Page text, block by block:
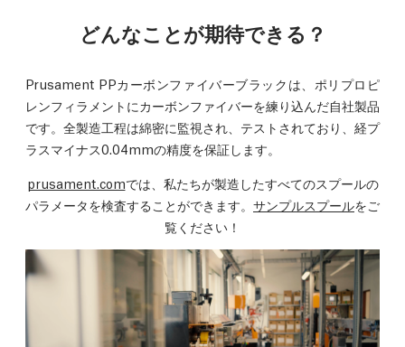
どんなことが期待できる？
Prusament PPカーボンファイバーブラックは、ポリプロピ
レンフィラメントにカーボンファイバーを練り込んだ自社製品
です。全製造工程は綿密に監視され、テストされており、経プ
ラスマイナス0.04mmの精度を保証します。
prusament.comでは、私たちが製造したすべてのスプールの
パラメータを検査することができます。 サンプルスプールをご
覧ください！